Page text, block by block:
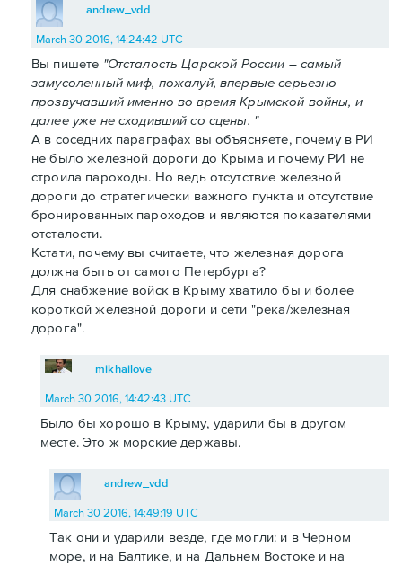
andrew_vdd
March 30 2016, 14:24:42 UTC
Вы пишете "Отсталость Царской России – самый
замусоленный миф, пожалуй, впервые серьезно
прозвучавший именно во время Крымской войны, и
далее уже не сходивший со сцены. "
А в соседних параграфах вы объясняете, почему в РИ
не было железной дороги до Крыма и почему РИ не
строила пароходы. Но ведь отсутствие железной
дороги до стратегически важного пункта и отсутствие
бронированных пароходов и являются показателями
отсталости.
Кстати, почему вы считаете, что железная дорога
должна быть от самого Петербурга?
Для снабжение войск в Крыму хватило бы и более
короткой железной дороги и сети "река/железная
дорога".
mikhailove
March 30 2016, 14:42:43 UTC
Было бы хорошо в Крыму, ударили бы в другом
месте. Это ж морские державы.
andrew_vdd
March 30 2016, 14:49:19 UTC
Так они и ударили везде, где могли: и в Черном
море, и на Балтике, и на Дальнем Востоке и на